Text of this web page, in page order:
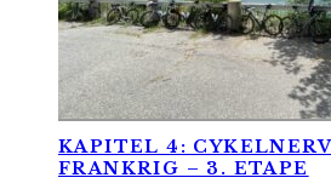
KAPITEL 4:
FRANKRIG – 3. ETAPE